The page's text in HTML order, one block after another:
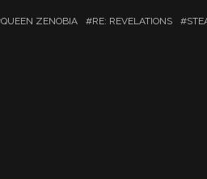
QUEEN ZENOBIA RE: REVELATIONS